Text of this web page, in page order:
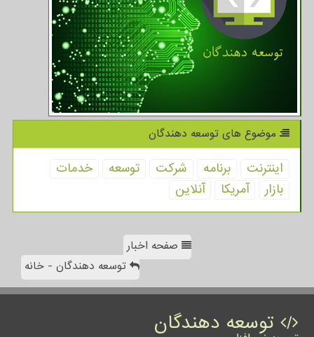
موضوع های توسعه دهندگان
اینترنت برنامه شركت توسعه
خدمات
بازار
آمریكا آنلاین
صفحه اخبار
توسعه دهندگان - خانه
توسعه دهندگان